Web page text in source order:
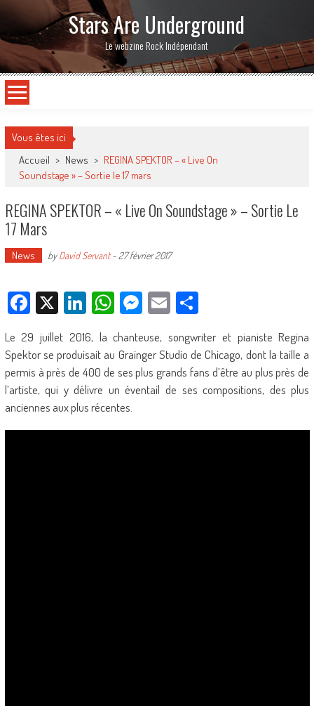
Stars Are Underground
Le webzine Rock Indépendant
Vous êtes ici
Accueil > News > REGINA SPEKTOR – « Live On
Soundstage » – Sortie le 17 mars
REGINA SPEKTOR – « Live On Soundstage » – Sortie Le
17 Mars
News byDavid Servant- 27 février 2017
Facebook
X LinkedIn
WhatsApp
Messenger
EmailPartager
Le 29 juillet 2016, la chanteuse, songwriter et pianiste Regina
Spektor se produisait au Grainger Studio de Chicago, dont la taille a
permis à près de 400 de ses plus grands fans d’être au plus près de
l’artiste, qui y délivre un éventail de ses compositions, des plus
anciennes aux plus récentes.